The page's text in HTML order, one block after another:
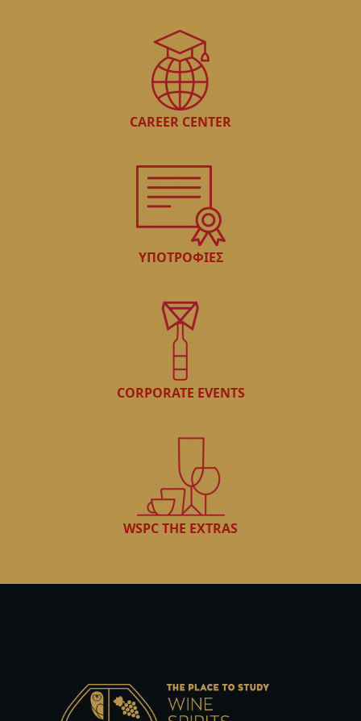
CAREER CENTER
ΥΠΟΤΡΟΦΙΕΣ
CORPORATE EVENTS
WSPC THE EXTRAS